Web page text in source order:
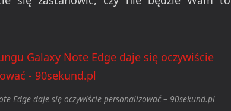
Edge daje się oczywiście personalizować – 90sekund.pl